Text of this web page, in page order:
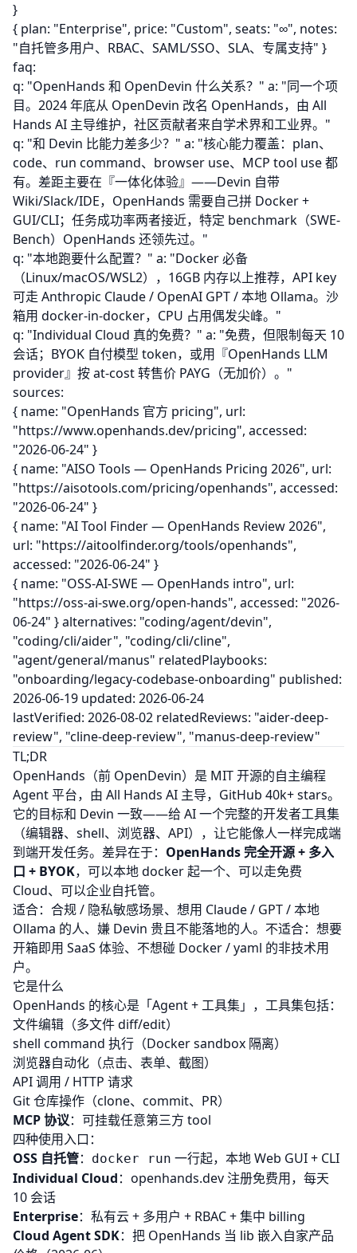
}
{ plan: "Enterprise", price: "Custom", seats: "∞", notes:
"自托管多用户、RBAC、SAML/SSO、SLA、专属支持" }
faq:
q: "OpenHands 和 OpenDevin 什么关系？" a: "同一个项
目。2024 年底从 OpenDevin 改名 OpenHands，由 All
Hands AI 主导维护，社区贡献者来自学术界和工业界。"
q: "和 Devin 比能力差多少？" a: "核心能力覆盖：plan、
code、run command、browser use、MCP tool use 都
有。差距主要在『一体化体验』——Devin 自带
Wiki/Slack/IDE，OpenHands 需要自己拼 Docker +
GUI/CLI；任务成功率两者接近，特定 benchmark（SWE-
Bench）OpenHands 还领先过。"
q: "本地跑要什么配置？" a: "Docker 必备
（Linux/macOS/WSL2），16GB 内存以上推荐，API key
可走 Anthropic Claude / OpenAI GPT / 本地 Ollama。沙
箱用 docker-in-docker，CPU 占用偶发尖峰。"
q: "Individual Cloud 真的免费？" a: "免费，但限制每天 10
会话；BYOK 自付模型 token，或用『OpenHands LLM
provider』按 at-cost 转售价 PAYG（无加价）。"
sources:
{ name: "OpenHands 官方 pricing", url:
"https://www.openhands.dev/pricing", accessed:
"2026-06-24" }
{ name: "AISO Tools — OpenHands Pricing 2026", url:
"https://aisotools.com/pricing/openhands", accessed:
"2026-06-24" }
{ name: "AI Tool Finder — OpenHands Review 2026",
url: "https://aitoolfinder.org/tools/openhands",
accessed: "2026-06-24" }
{ name: "OSS-AI-SWE — OpenHands intro", url:
"https://oss-ai-swe.org/open-hands", accessed: "2026-
06-24" } alternatives: "coding/agent/devin",
"coding/cli/aider", "coding/cli/cline",
"agent/general/manus" relatedPlaybooks:
"onboarding/legacy-codebase-onboarding" published:
2026-06-19 updated: 2026-06-24
lastVerified: 2026-08-02 relatedReviews: "aider-deep-
review", "cline-deep-review", "manus-deep-review"
TL;DR
OpenHands（前 OpenDevin）是 MIT 开源的自主编程
Agent 平台，由 All Hands AI 主导，GitHub 40k+ stars。
它的目标和 Devin 一致——给 AI 一个完整的开发者工具集
（编辑器、shell、浏览器、API），让它能像人一样完成端
到端开发任务。差异在于： OpenHands 完全开源 + 多入
口 + BYOK，可以本地 docker 起一个、可以走免费
Cloud、可以企业自托管。
适合：合规 / 隐私敏感场景、想用 Claude / GPT / 本地
Ollama 的人、嫌 Devin 贵且不能落地的人。不适合：想要
开箱即用 SaaS 体验、不想碰 Docker / yaml 的非技术用
户。
它是什么
OpenHands 的核心是「Agent + 工具集」，工具集包括：
文件编辑（多文件 diff/edit）
shell command 执行（Docker sandbox 隔离）
浏览器自动化（点击、表单、截图）
API 调用 / HTTP 请求
Git 仓库操作（clone、commit、PR）
MCP 协议：可挂载任意第三方 tool
四种使用入口：
OSS 自托管： docker run 一行起，本地 Web GUI + CLI
Individual Cloud：openhands.dev 注册免费用，每天
10 会话
Enterprise：私有云 + 多用户 + RBAC + 集中 billing
Cloud Agent SDK：把 OpenHands 当 lib 嵌入自家产品